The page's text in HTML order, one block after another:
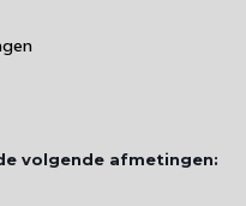
volgende afmetingen: